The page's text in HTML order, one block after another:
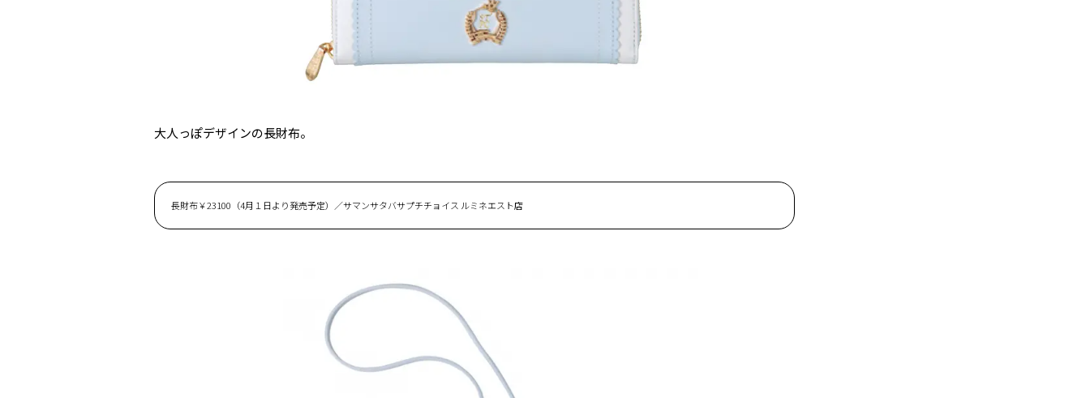
大人っぽデザインの長財布。
長財布￥23100（4月１日より発売予定）／サマンサタバサプチチョイス ルミネエスト店